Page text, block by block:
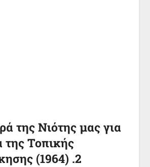
της Νιότης μας για
της Τοπικής
(1964) .2